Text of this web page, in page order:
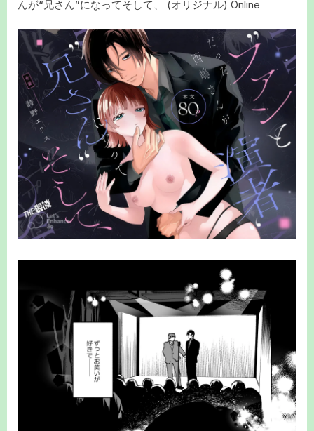
んが“兄さん”になってそして、 (オリジナル) Online